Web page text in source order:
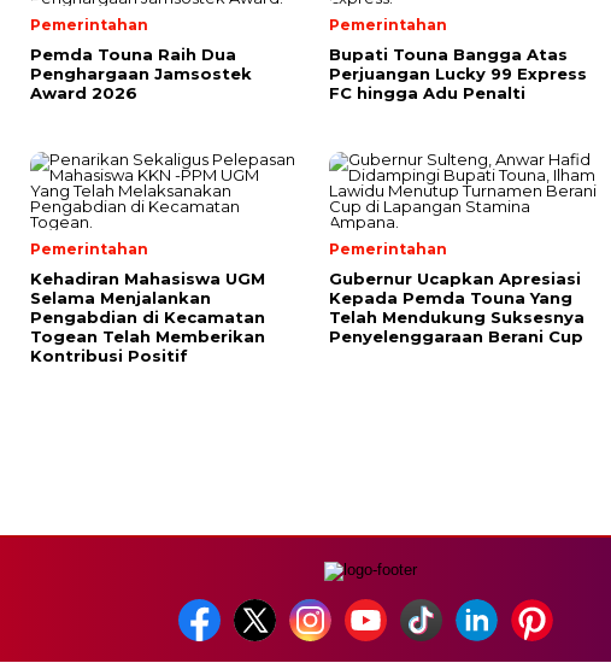
Pemerintahan
Pemda Touna Raih Dua
Penghargaan Jamsostek
Award 2026
Pemerintahan
Bupati Touna Bangga Atas
Perjuangan Lucky 99 Express
FC hingga Adu Penalti
Pemerintahan
Kehadiran Mahasiswa UGM
Selama Menjalankan
Pengabdian di Kecamatan
Togean Telah Memberikan
Kontribusi Positif
Pemerintahan
Gubernur Ucapkan Apresiasi
Kepada Pemda Touna Yang
Telah Mendukung Suksesnya
Penyelenggaraan Berani Cup